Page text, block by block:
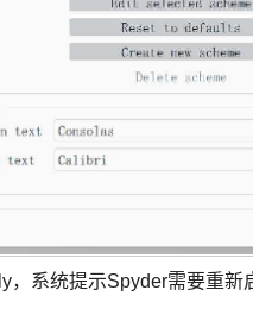
系统提示Spyder需要重新